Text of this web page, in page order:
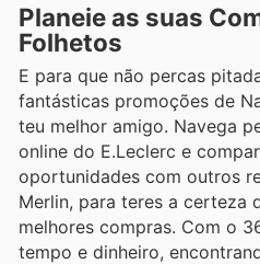
Planeie as suas
Folhetos
E para que não percas
fantásticas promoções de
teu melhor amigo. Navega
online do E.Leclerc e
oportunidades com outros
Merlin, para teres a certeza
melhores compras. Com o
tempo e dinheiro,